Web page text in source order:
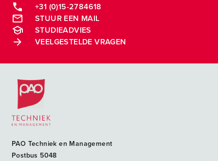
+31 (0)15-2784618
STUUR EEN MAIL
STUDIEADVIES
VEELGESTELDE VRAGEN
Postacademische cursussen, leergangen en opleidingen
PAO Techniek en Management
Postbus 5048